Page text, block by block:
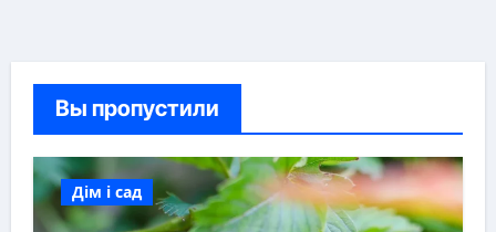
Вы пропустили
Дім і сад